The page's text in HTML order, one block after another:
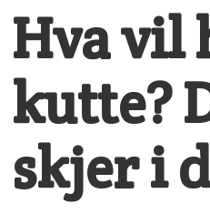
Hva vil
kutte?
skjer i